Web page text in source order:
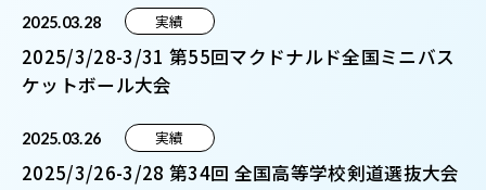
2025.03.28 実績
2025/3/28-3/31 第55回マクドナルド全国ミニバス
ケットボール大会
2025.03.26 実績
2025/3/26-3/28 第34回 全国高等学校剣道選抜大会